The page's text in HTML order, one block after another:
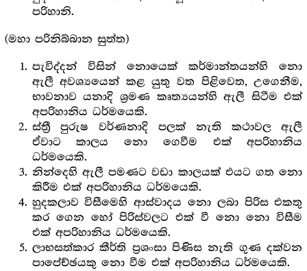
පරිහානි.
(මහා පරිනිබ්බාන සුත්ත)
පැවිද්දන් විසින් නොයෙක් කර්මාන්තයන්හි නො
ඇලී අවශ්‍යයෙන් කළ යුතු වත පිළිවෙත, උගෙනීම,
භාවනාව යනාදි ශ්‍ර‍මණ කෘත්‍යයන්හි ඇලී සිටීම එක්
අපරිහානිය ධර්මයෙකි.
ස්ත්‍රී පුරුෂ වර්ණනාදි පලක් නැති කථාවල ඇලී
ඒවාට කාලය නො ගෙවීම එක් අපරිහානිය
ධර්මයෙකි.
නින්දෙහි ඇලී පමණට වඩා කාලයක් එයට ගත නො
කිරීම එක් අපරිහානිය ධර්මයෙකි.
හුදකලාව විසීමෙහි ආස්වාදය නො ලබා පිරිස එකතු
කර ගෙන හෝ පිරිස්වලට එක් වී නො නො විසීම
එක් අපරිහානිය ධර්මයෙකි.
ලාභසත්කාර කීර්ති ප්‍ර‍ශංසා පිණිස නැති ගුණ දක්වන
පාපේච්ඡයකු නො වීම එක් අපරිහානිය ධර්මයෙකි.